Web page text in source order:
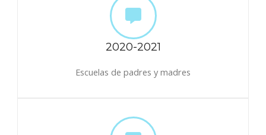
2020-2021
Escuelas de padres y madres